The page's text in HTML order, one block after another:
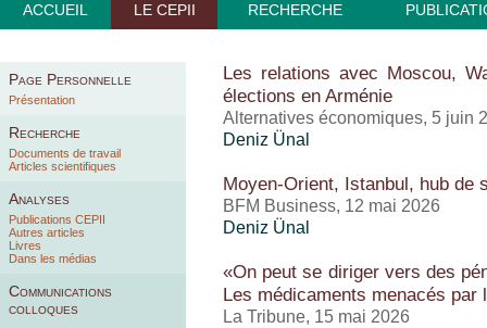
ACCUEIL LE CEPII RECHERCHE
Page Personnelle
Présentation
Recherche
Documents de travail
Articles scientifiques
Analyses
Publications CEPII
Autres articles
Livres
Dans les médias
Communications
colloques
Les relations avec Moscou,
élections en Arménie
Alternatives économiques, 5 juin
Deniz Ünal
Moyen-Orient, Istanbul, hub de
BFM Business, 12 mai 2026
Deniz Ünal
«On peut se diriger vers des
Les médicaments menacés par
La Tribune, 15 mai 2026